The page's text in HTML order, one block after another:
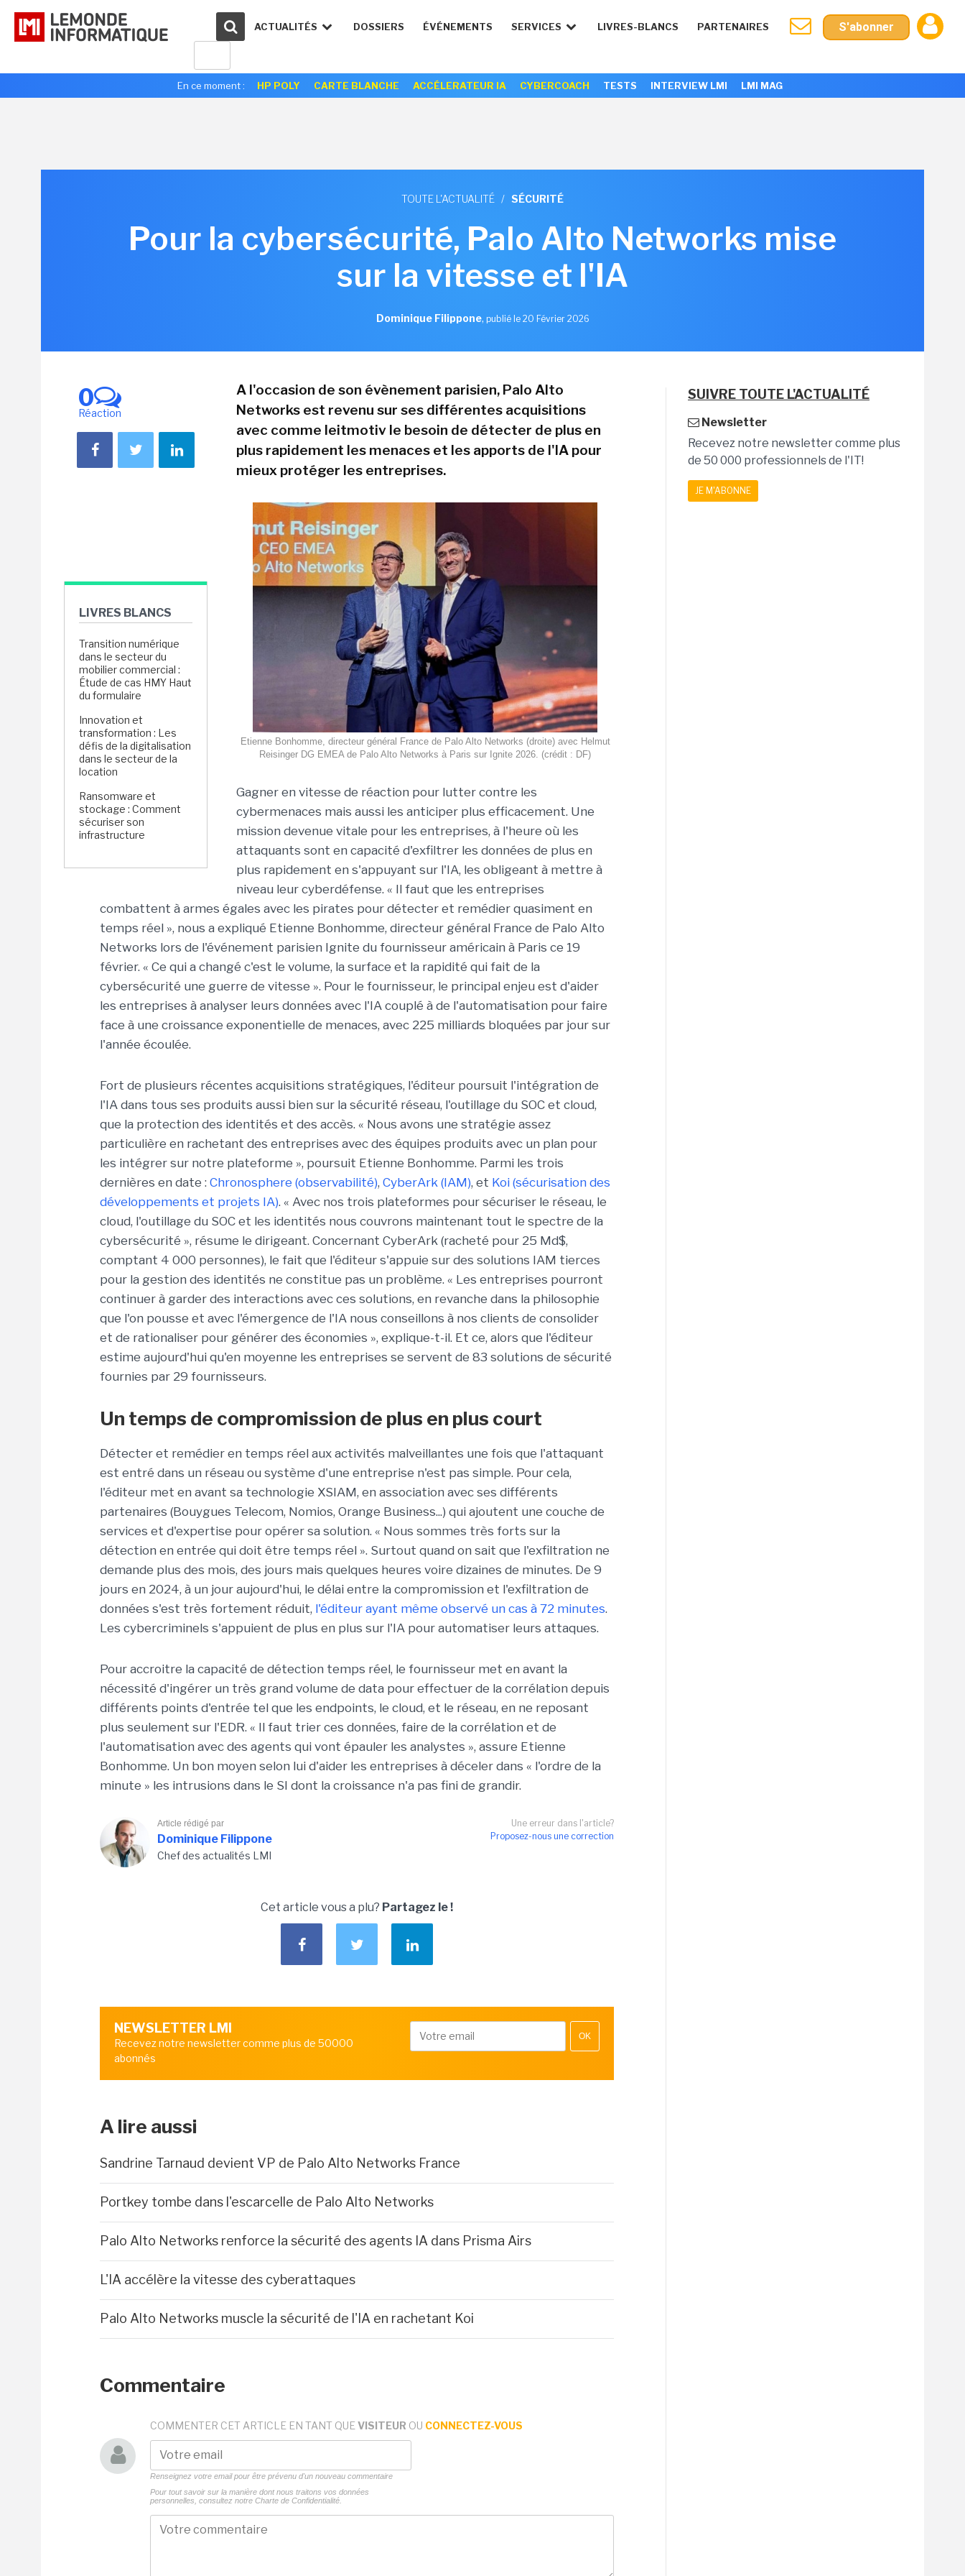
ACTUALITÉS DOSSIERS ÉVÉNEMENTS SERVICES LIVRES-BLANCS PARTENAIRES S'abonner
En ce moment : HP POLY CARTE BLANCHE ACCÉLERATEUR IA CYBERCOACH TESTS INTERVIEW LMI LMI MAG
TOUTE L'ACTUALITÉ / SÉCURITÉ
Pour la cybersécurité, Palo Alto Networks mise
sur la vitesse et l'IA
Dominique Filippone, publié le 20 Février 2026
0
Réaction
LIVRES BLANCS
Transition numérique
dans le secteur du
mobilier commercial :
Étude de cas HMY Haut
du formulaire
Innovation et
transformation : Les
défis de la digitalisation
dans le secteur de la
location
Ransomware et
stockage : Comment
sécuriser son
infrastructure
A l'occasion de son évènement parisien, Palo Alto
Networks est revenu sur ses différentes acquisitions
avec comme leitmotiv le besoin de détecter de plus en
plus rapidement les menaces et les apports de l'IA pour
mieux protéger les entreprises.
Etienne Bonhomme, directeur général France de Palo Alto Networks (droite) avec Helmut
Reisinger DG EMEA de Palo Alto Networks à Paris sur Ignite 2026. (crédit : DF)
Gagner en vitesse de réaction pour lutter contre les
cybermenaces mais aussi les anticiper plus efficacement. Une
mission devenue vitale pour les entreprises, à l'heure où les
attaquants sont en capacité d'exfiltrer les données de plus en
plus rapidement en s'appuyant sur l'IA, les obligeant à mettre à
niveau leur cyberdéfense. « Il faut que les entreprises
combattent à armes égales avec les pirates pour détecter et remédier quasiment en
temps réel », nous a expliqué Etienne Bonhomme, directeur général France de Palo Alto
Networks lors de l'événement parisien Ignite du fournisseur américain à Paris ce 19
février. « Ce qui a changé c'est le volume, la surface et la rapidité qui fait de la
cybersécurité une guerre de vitesse ». Pour le fournisseur, le principal enjeu est d'aider
les entreprises à analyser leurs données avec l'IA couplé à de l'automatisation pour faire
face à une croissance exponentielle de menaces, avec 225 milliards bloquées par jour sur
l'année écoulée.
Fort de plusieurs récentes acquisitions stratégiques, l'éditeur poursuit l'intégration de
l'IA dans tous ses produits aussi bien sur la sécurité réseau, l'outillage du SOC et cloud,
que la protection des identités et des accès. « Nous avons une stratégie assez
particulière en rachetant des entreprises avec des équipes produits avec un plan pour
les intégrer sur notre plateforme », poursuit Etienne Bonhomme. Parmi les trois
dernières en date : Chronosphere (observabilité), CyberArk (IAM), et Koi (sécurisation des
développements et projets IA). « Avec nos trois plateformes pour sécuriser le réseau, le
cloud, l'outillage du SOC et les identités nous couvrons maintenant tout le spectre de la
cybersécurité », résume le dirigeant. Concernant CyberArk (racheté pour 25 Md$,
comptant 4 000 personnes), le fait que l'éditeur s'appuie sur des solutions IAM tierces
pour la gestion des identités ne constitue pas un problème. « Les entreprises pourront
continuer à garder des interactions avec ces solutions, en revanche dans la philosophie
que l'on pousse et avec l'émergence de l'IA nous conseillons à nos clients de consolider
et de rationaliser pour générer des économies », explique-t-il. Et ce, alors que l'éditeur
estime aujourd'hui qu'en moyenne les entreprises se servent de 83 solutions de sécurité
fournies par 29 fournisseurs.
Un temps de compromission de plus en plus court
Détecter et remédier en temps réel aux activités malveillantes une fois que l'attaquant
est entré dans un réseau ou système d'une entreprise n'est pas simple. Pour cela,
l'éditeur met en avant sa technologie XSIAM, en association avec ses différents
partenaires (Bouygues Telecom, Nomios, Orange Business...) qui ajoutent une couche de
services et d'expertise pour opérer sa solution. « Nous sommes très forts sur la
détection en entrée qui doit être temps réel ». Surtout quand on sait que l'exfiltration ne
demande plus des mois, des jours mais quelques heures voire dizaines de minutes. De 9
jours en 2024, à un jour aujourd'hui, le délai entre la compromission et l'exfiltration de
données s'est très fortement réduit, l'éditeur ayant même observé un cas à 72 minutes.
Les cybercriminels s'appuient de plus en plus sur l'IA pour automatiser leurs attaques.
Pour accroitre la capacité de détection temps réel, le fournisseur met en avant la
nécessité d'ingérer un très grand volume de data pour effectuer de la corrélation depuis
différents points d'entrée tel que les endpoints, le cloud, et le réseau, en ne reposant
plus seulement sur l'EDR. « Il faut trier ces données, faire de la corrélation et de
l'automatisation avec des agents qui vont épauler les analystes », assure Etienne
Bonhomme. Un bon moyen selon lui d'aider les entreprises à déceler dans « l'ordre de la
minute » les intrusions dans le SI dont la croissance n'a pas fini de grandir.
Une erreur dans l'article?
Proposez-nous une correction
Article rédigé par
Dominique Filippone
Chef des actualités LMI
Cet article vous a plu? Partagez le !
NEWSLETTER LMI
Recevez notre newsletter comme plus de 50000
abonnés
OK
A lire aussi
Sandrine Tarnaud devient VP de Palo Alto Networks France
Portkey tombe dans l'escarcelle de Palo Alto Networks
Palo Alto Networks renforce la sécurité des agents IA dans Prisma Airs
L'IA accélère la vitesse des cyberattaques
Palo Alto Networks muscle la sécurité de l'IA en rachetant Koi
Commentaire
COMMENTER CET ARTICLE EN TANT QUE VISITEUR OU CONNECTEZ-VOUS
Renseignez votre email pour être prévenu d'un nouveau commentaire
Pour tout savoir sur la manière dont nous traitons vos données
personnelles, consultez notre Charte de Confidentialité.
SUIVRE TOUTE L'ACTUALITÉ
Newsletter
Recevez notre newsletter comme plus
de 50 000 professionnels de l'IT!
JE M'ABONNE